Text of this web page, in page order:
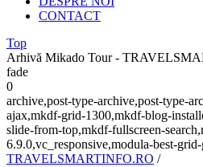
CONTACT
Top
Arhivă Mikado Tour -
fade
0
archive,post-type-archive,post-type-
ajax,mkdf-grid-1300,mkdf-blog-
slide-from-top,mkdf-fullscreen-
6.9.0,vc_responsive,modula-best-
TRAVELSMARTINFO.RO /